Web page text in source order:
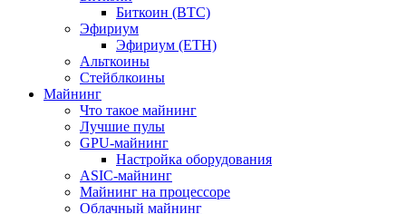
Биткоин (BTC)
Эфириум
Эфириум (ETH)
Альткоины
Стейблкоины
Майнинг
Что такое майнинг
Лучшие пулы
GPU-майнинг
Настройка оборудования
ASIC-майнинг
Майнинг на процессоре
Облачный майнинг